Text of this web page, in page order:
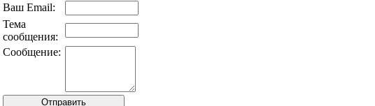
Ваш Email:
Тема
сообщения:
Сообщение: